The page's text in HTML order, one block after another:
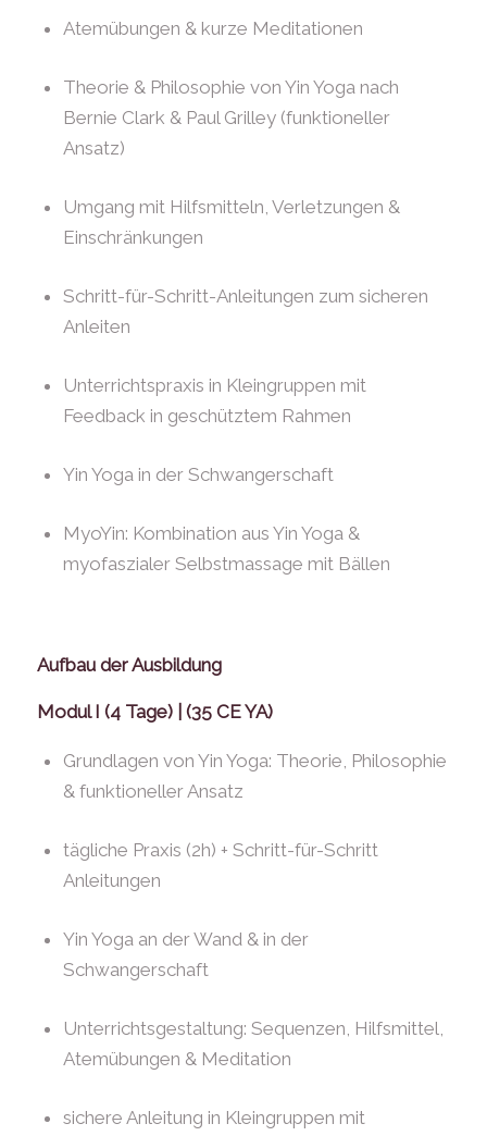
Atemübungen & kurze Meditationen
Theorie & Philosophie von Yin Yoga nach
Bernie Clark & Paul Grilley (funktioneller
Ansatz)
Umgang mit Hilfsmitteln, Verletzungen &
Einschränkungen
Schritt-für-Schritt-Anleitungen zum sicheren
Anleiten
Unterrichtspraxis in Kleingruppen mit
Feedback in geschütztem Rahmen
Yin Yoga in der Schwangerschaft
MyoYin: Kombination aus Yin Yoga &
myofaszialer Selbstmassage mit Bällen
Aufbau der Ausbildung
Modul I (4 Tage) | (35 CE YA)
Grundlagen von Yin Yoga: Theorie, Philosophie
& funktioneller Ansatz
tägliche Praxis (2h) + Schritt-für-Schritt
Anleitungen
Yin Yoga an der Wand & in der
Schwangerschaft
Unterrichtsgestaltung: Sequenzen, Hilfsmittel,
Atemübungen & Meditation
sichere Anleitung in Kleingruppen mit